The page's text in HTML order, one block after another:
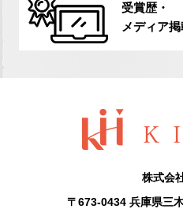
受賞歴・
メディア
株式会
〒673-0434 兵庫県三